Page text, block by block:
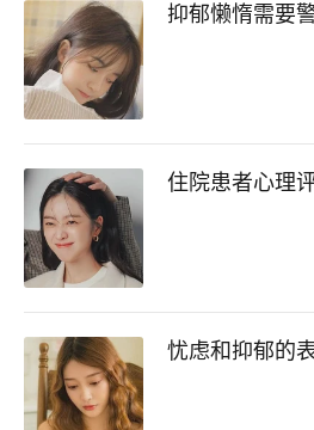
抑郁懒惰需要
住院患者心理
忧虑和抑郁的